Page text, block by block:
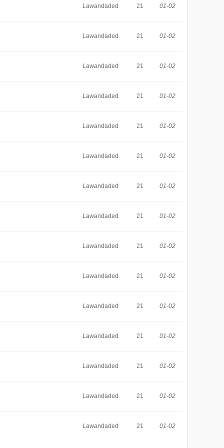
Lawandaded 21 01-02
Lawandaded 21 01-02
Lawandaded 21 01-02
Lawandaded 21 01-02
Lawandaded 21 01-02
Lawandaded 21 01-02
Lawandaded 21 01-02
Lawandaded 21 01-02
Lawandaded 21 01-02
Lawandaded 21 01-02
Lawandaded 21 01-02
Lawandaded 21 01-02
Lawandaded 21 01-02
Lawandaded 21 01-02
Lawandaded 21 01-02